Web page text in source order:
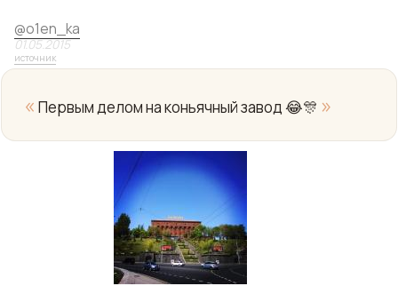
@o1en_ka
01.05.2015
источник
« Первым делом на коньячный завод 😂🎊 »